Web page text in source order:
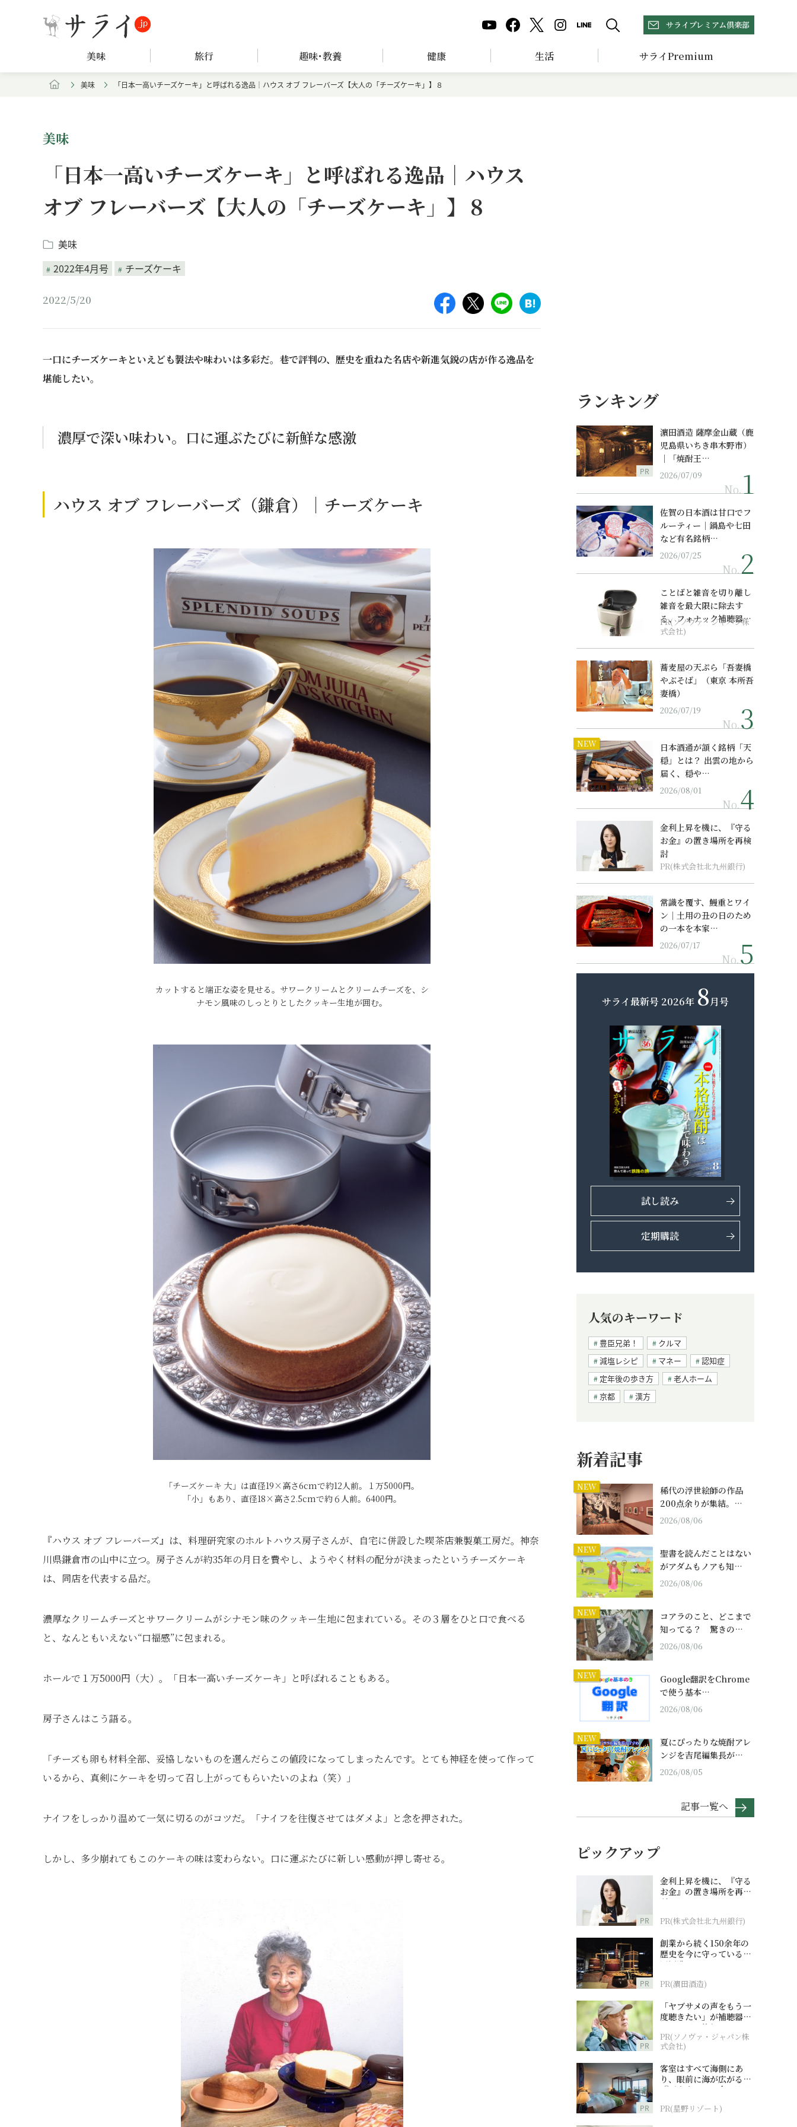
サライプレミアム倶楽部
美味 旅行 趣味･教養 健康 生活 サライPremium
美味 「日本一高いチーズケーキ」と呼ばれる逸品｜ハウス オブ フレーバーズ【大人の「チーズケーキ」】８
美味
「日本一高いチーズケーキ」と呼ばれる逸品｜ハウス
オブ フレーバーズ【大人の「チーズケーキ」】８
美味
2022年4月号
チーズケーキ
2022/5/20
一口にチーズケーキといえども製法や味わいは多彩だ。巷で評判の、歴史を重ねた名店や新進気鋭の店が作る逸品を
堪能したい。
濃厚で深い味わい。口に運ぶたびに新鮮な感激
ハウス オブ フレーバーズ（鎌倉）｜チーズケーキ
カットすると端正な姿を見せる。サワークリームとクリームチーズを、シ
ナモン風味のしっとりとしたクッキー生地が囲む。
「チーズケーキ 大」は直径19×高さ6cmで約12人前。１万5000円。
「小」もあり、直径18×高さ2.5cmで約６人前。6400円。
『ハウス オブ フレーバーズ』は、料理研究家のホルトハウス房子さんが、自宅に併設した喫茶店兼製菓工房だ。神奈
川県鎌倉市の山中に立つ。房子さんが約35年の月日を費やし、ようやく材料の配分が決まったというチーズケーキ
は、同店を代表する品だ。
濃厚なクリームチーズとサワークリームがシナモン味のクッキー生地に包まれている。その３層をひと口で食べる
と、なんともいえない“口福感”に包まれる。
ホールで１万5000円（大）。「日本一高いチーズケーキ」と呼ばれることもある。
房子さんはこう語る。
「チーズも卵も材料全部、妥協しないものを選んだらこの値段になってしまったんです。とても神経を使って作って
いるから、真剣にケーキを切って召し上がってもらいたいのよね（笑）」
ナイフをしっかり温めて一気に切るのがコツだ。「ナイフを往復させてはダメよ」と念を押された。
しかし、多少崩れてもこのケーキの味は変わらない。口に運ぶたびに新しい感動が押し寄せる。
ランキング
PR
濵田酒造 薩摩金山蔵（鹿
児島県いちき串木野市）
｜「焼酎王…
2026/07/09
No.
佐賀の日本酒は甘口でフ
ルーティー｜鍋島や七田
など有名銘柄…
2026/07/25
No.
ことばと雑音を切り離し
雑音を最大限に除去す
る、フォナック補聴器の
最上位モデル
PR(ソノヴァ・ジャパン株
式会社)
蕎麦屋の天ぷら「吾妻橋
やぶそば」（東京 本所吾
妻橋）
2026/07/19
No.
NEW
日本酒通が頷く銘柄「天
穏」とは？ 出雲の地から
届く、穏や…
2026/08/01
No.
金利上昇を機に、『守る
お金』の置き場所を再検
討
PR(株式会社北九州銀行)
常識を覆す、鰻重とワイ
ン｜土用の丑の日のため
の一本を本家…
2026/07/17
No.
サライ最新号 2026年 8月号
試し読み
定期購読
人気のキーワード
豊臣兄弟！
クルマ
減塩レシピ
マネー
認知症
定年後の歩き方
老人ホーム
京都
漢方
新着記事
NEW
稀代の浮世絵師の作品
200点余りが集結。…
2026/08/06
NEW
聖書を読んだことはない
がアダムもノアも知…
2026/08/06
NEW
コアラのこと、どこまで
知ってる？ 驚きの…
2026/08/06
NEW
Google翻訳をChrome
で使う基本…
2026/08/06
NEW
夏にぴったりな焼酎アレ
ンジを吉尾編集長が…
2026/08/05
記事一覧へ
ピックアップ
PR
金利上昇を機に、『守る
お金』の置き場所を再検
討
PR(株式会社北九州銀行)
PR
創業から続く150余年の
歴史を今に守っている濵
田酒造
PR(濵田酒造)
PR
「ヤブサメの声をもう一
度聴きたい」が補聴器チ
ャレンジの後押しに
PR(ソノヴァ・ジャパン株
式会社)
PR
客室はすべて海側にあ
り、眼前に海が広がる
『西表島ホテル by 星野
PR(星野リゾート)